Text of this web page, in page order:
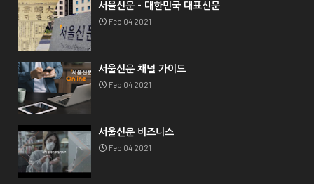
서울신문 - 대한민국 대표신문
Feb 04 2021
서울신문 채널 가이드
Feb 04 2021
서울신문 비즈니스
Feb 04 2021